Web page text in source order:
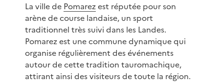
La ville de Pomarezest réputée pour son
arène de course landaise, un sport
traditionnel très suivi dans les Landes.
Pomarez est une commune dynamique qui
organise régulièrement des événements
autour de cette tradition tauromachique,
attirant ainsi des visiteurs de toute la région.